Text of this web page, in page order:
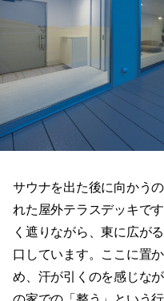
サウナを出た後に向かう
れた屋外テラスデッキで
く遮りながら、東に広が
口しています。ここに置
め、汗が引くのを感じな